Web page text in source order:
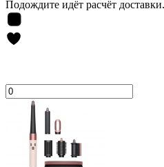
Подождите идёт расчёт